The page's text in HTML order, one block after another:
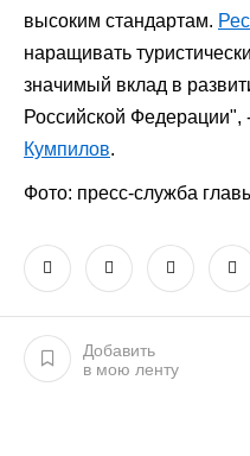
высоким стандартам.
наращивать
значимый вклад в
Российской Федерации",
Кумпилов.
Фото: пресс-служба
Добавить
в мою ленту